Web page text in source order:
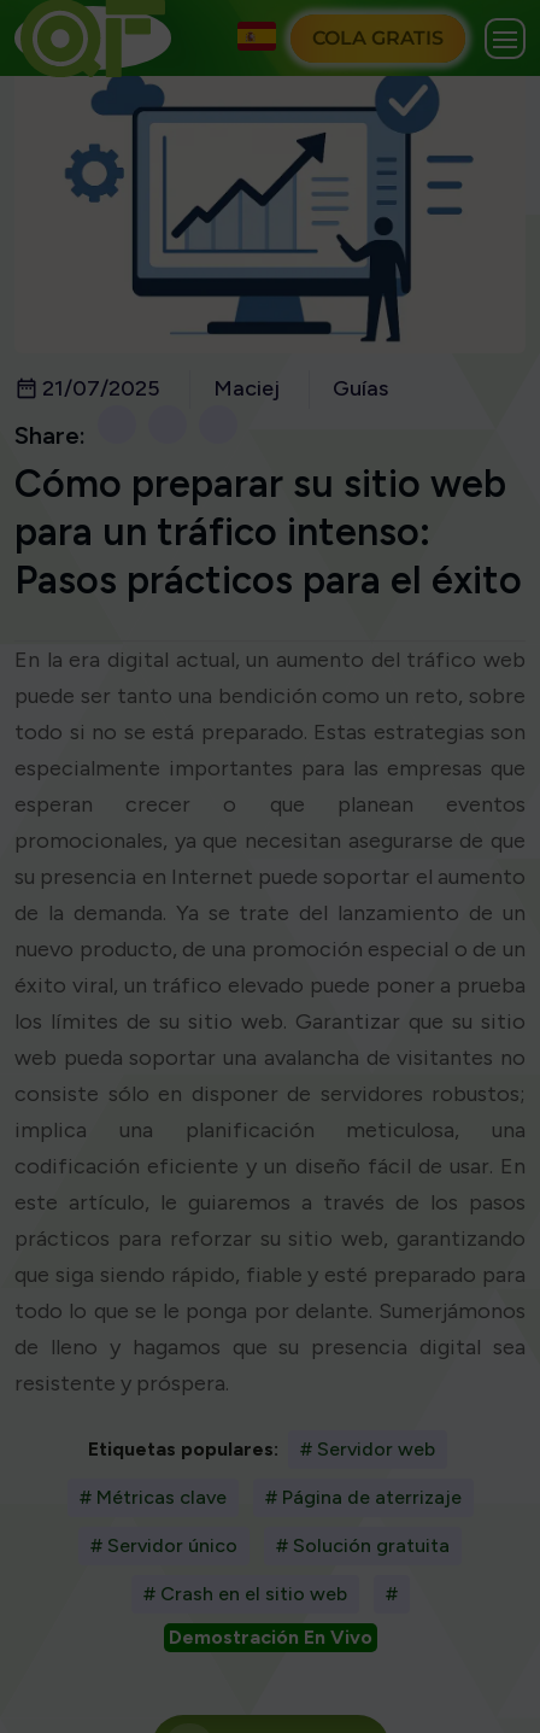
COLA GRATIS
21/07/2025 Maciej Guías
Share:
Cómo preparar su sitio web
para un tráfico intenso:
Pasos prácticos para el éxito
En la era digital actual, un aumento del tráfico web
puede ser tanto una bendición como un reto, sobre
todo si no se está preparado. Estas estrategias son
especialmente importantes para las empresas que
esperan crecer o que planean eventos
promocionales, ya que necesitan asegurarse de que
su presencia en Internet puede soportar el aumento
de la demanda. Ya se trate del lanzamiento de un
nuevo producto, de una promoción especial o de un
éxito viral, un tráfico elevado puede poner a prueba
los límites de su sitio web. Garantizar que su sitio
web pueda soportar una avalancha de visitantes no
consiste sólo en disponer de servidores robustos;
implica una planificación meticulosa, una
codificación eficiente y un diseño fácil de usar. En
este artículo, le guiaremos a través de los pasos
prácticos para reforzar su sitio web, garantizando
que siga siendo rápido, fiable y esté preparado para
todo lo que se le ponga por delante. Sumerjámonos
de lleno y hagamos que su presencia digital sea
resistente y próspera.
Etiquetas populares: # Servidor web
# Métricas clave # Página de aterrizaje
# Servidor único # Solución gratuita
# Crash en el sitio web
#
Demostración En Vivo